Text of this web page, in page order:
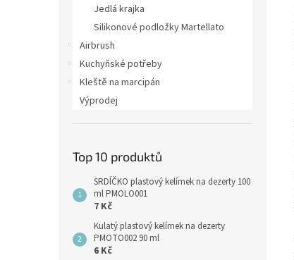
Jedlá krajka
Silikonové podložky Martellato
Airbrush
Kuchyňské potřeby
Kleště na marcipán
Výprodej
Top 10 produktů
SRDÍČKO plastový kelímek na dezerty 100
ml PMOLO001
7 Kč
Kulatý plastový kelímek na dezerty
PMOTO002 90 ml
6 Kč